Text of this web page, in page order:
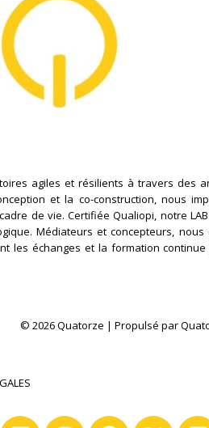
agiles et résilients à travers des
et la co-construction, nous
de vie. Certifiée Qualiopi, notre
Médiateurs et concepteurs, nous
les échanges et la formation
© 2026 Quatorze | Propulsé par